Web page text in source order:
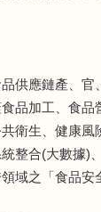
供應鏈產、官
品加工、食品
衛生、健康風
整合(大數據)
域之「食品安